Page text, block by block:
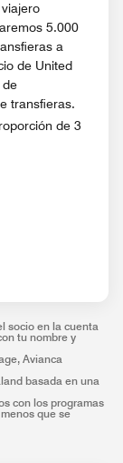
5.000
a
de United
de
transfieras.
de 3
socio en la cuenta
tu nombre y
Avianca
basada en una
con los programas
que se